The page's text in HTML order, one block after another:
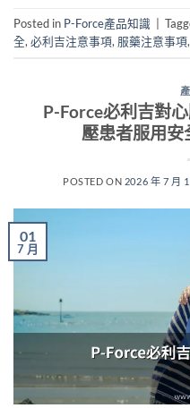
Posted in P-Force產品知識
全,必利吉注意事項, 服藥注意事項,
P-Force必利吉對
壓患者服用
POSTED ON 2026 年 7 月
01
7 月